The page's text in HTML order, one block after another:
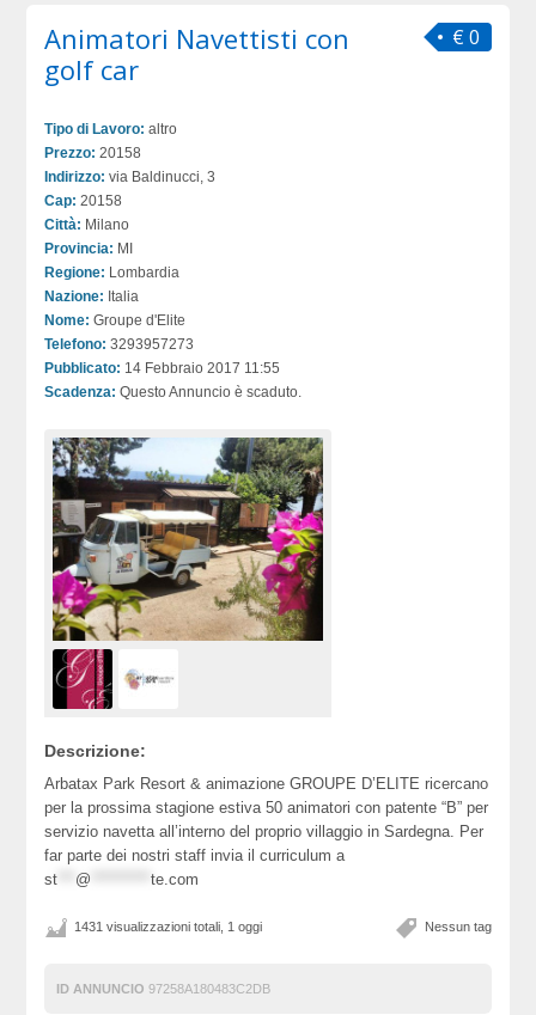
€ 0
Animatori Navettisti con
golf car
Tipo di Lavoro: altro
Prezzo: 20158
Indirizzo: via Baldinucci, 3
Cap: 20158
Città: Milano
Provincia: MI
Regione: Lombardia
Nazione: Italia
Nome: Groupe d'Elite
Telefono: 3293957273
Pubblicato: 14 Febbraio 2017 11:55
Scadenza: Questo Annuncio è scaduto.
Descrizione:
Arbatax Park Resort & animazione GROUPE D’ELITE ricercano
per la prossima stagione estiva 50 animatori con patente “B” per
servizio navetta all’interno del proprio villaggio in Sardegna. Per
far parte dei nostri staff invia il curriculum a
st
@ **********te.com
Nessun tag
1431 visualizzazioni totali, 1 oggi
ID ANNUNCIO 97258A180483C2DB